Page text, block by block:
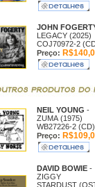
JOHN
LEGACY (2025)
COJ70972-2
Preço:
NEIL YOUNG -
ZUMA (1975)
WB27226-2 (CD)
Preço:
DAVID BOWIE -
ZIGGY
STARDUST